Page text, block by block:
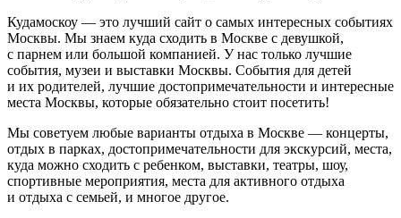
Кудамоскоу — это лучший сайт о самых интересных событиях
Москвы. Мы знаем куда сходить в Москве с девушкой,
с парнем или большой компанией. У нас только лучшие
события, музеи и выставки Москвы. События для детей
и их родителей, лучшие достопримечательности и интересные
места Москвы, которые обязательно стоит посетить!
Мы советуем любые варианты отдыха в Москве — концерты,
отдых в парках, достопримечательности для экскурсий, места,
куда можно сходить с ребенком, выставки, театры, шоу,
спортивные мероприятия, места для активного отдыха
и отдыха с семьей, и многое другое.